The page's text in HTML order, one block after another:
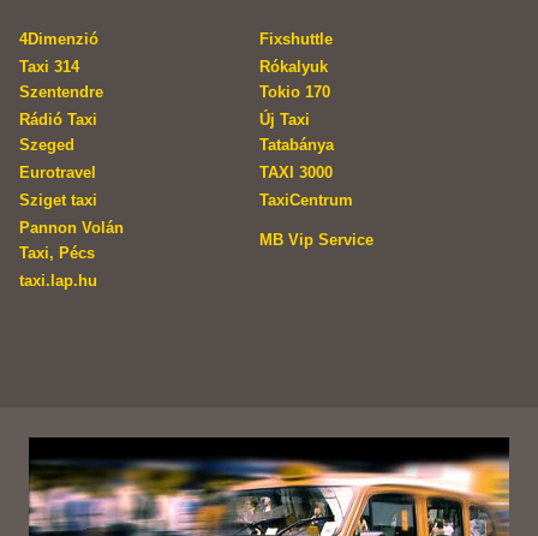
4Dimenzió
Fixshuttle
Taxi 314
Szentendre
Rókalyuk
Tokio 170
Rádió Taxi
Szeged
Új Taxi
Tatabánya
Eurotravel
TAXI 3000
Sziget taxi
TaxiCentrum
Pannon Volán
Taxi, Pécs
MB Vip Service
taxi.lap.hu